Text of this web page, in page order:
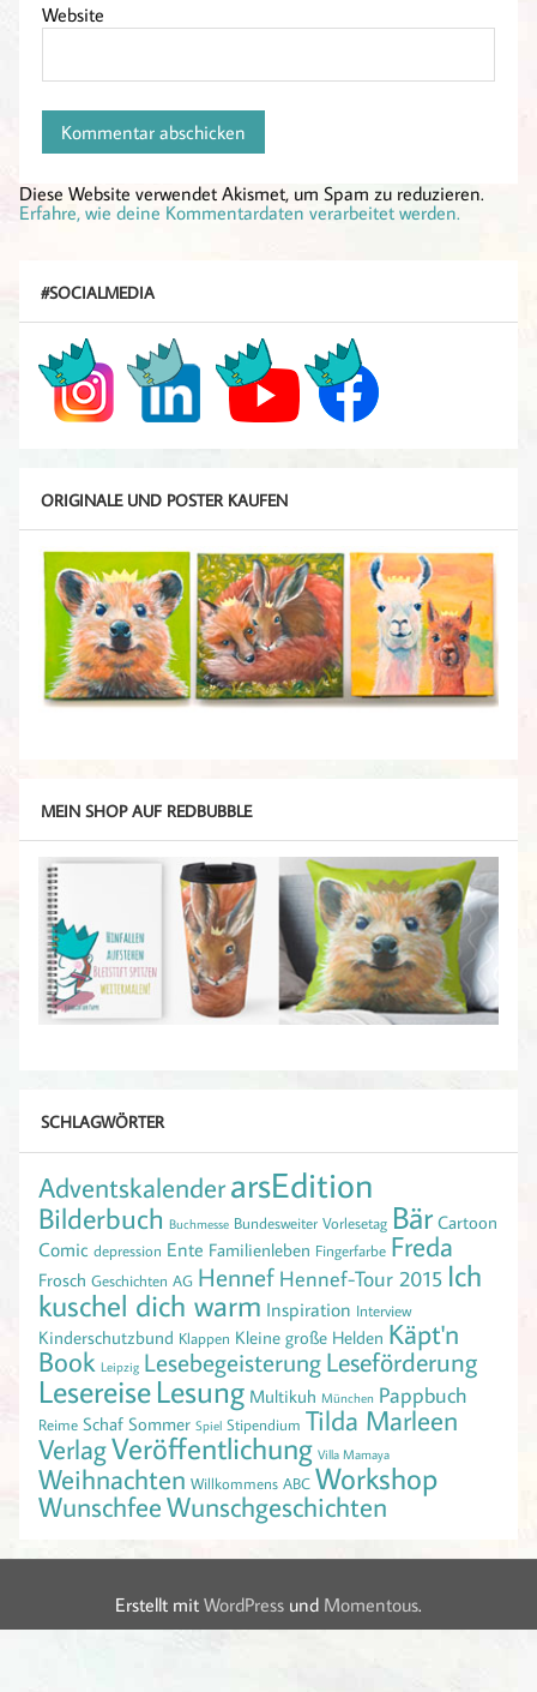
Website
Diese Website verwendet Akismet, um Spam zu reduzieren.
Erfahre, wie deine Kommentardaten verarbeitet werden.
#SOCIALMEDIA
ORIGINALE UND POSTER KAUFEN
MEIN SHOP AUF REDBUBBLE
SCHLAGWÖRTER
AdventskalenderarsEdition
Bilderbuch Buchmesse Bundesweiter Vorlesetag Bär Cartoon
Comic depression Ente Familienleben Fingerfarbe Freda
Frosch Geschichten AG Hennef Hennef-Tour 2015 Ich
kuschel dich warm Inspiration Interview
Kinderschutzbund Klappen Kleine große Helden Käpt'n
Book Leipzig LesebegeisterungLeseförderung
LesereiseLesung Multikuh München Pappbuch
Reime Schaf Sommer Spiel Stipendium Tilda Marleen
VerlagVeröffentlichung Villa Mamaya
Weihnachten Willkommens ABC Workshop
WunschfeeWunschgeschichten
Erstellt mit WordPress und Momentous.